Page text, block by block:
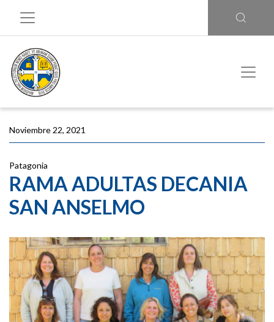
Noviembre 22, 2021
Patagonia
RAMA ADULTAS DECANIA
SAN ANSELMO